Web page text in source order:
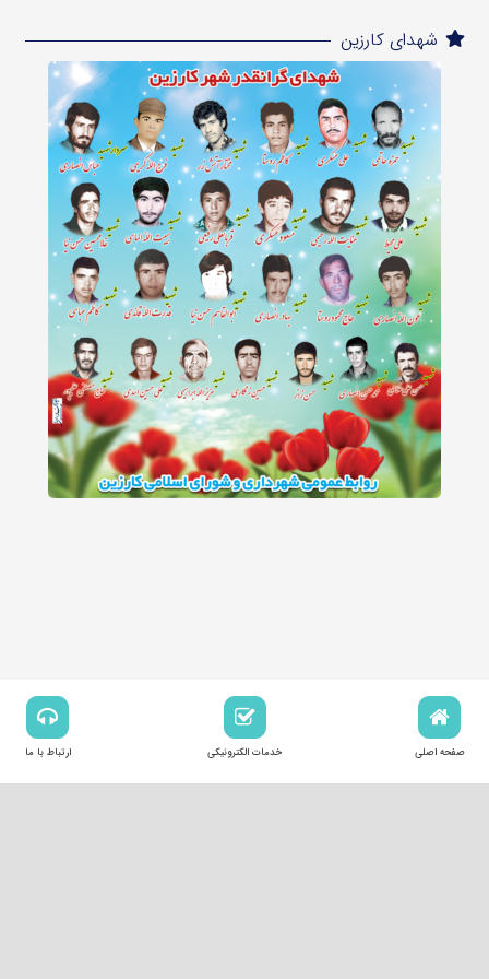
شهدای کارزین
صفحه اصلی خدمات الکترونیکی ارتباط با ما